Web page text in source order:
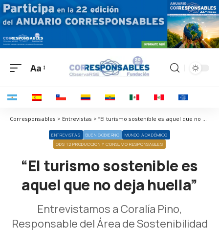
Aa
Corresponsables > Entrevistas > “El turismo sostenible es aquel que no deja huella”
ENTREVISTAS BUEN GOBIERNO
MUNDO ACADÉMICO
ODS 12 PRODUCCIÓN Y CONSUMO RESPONSABLES
“El turismo sostenible es
aquel que no deja huella”
Entrevistamos a Coralía Pino,
Responsable del Área de Sostenibilidad